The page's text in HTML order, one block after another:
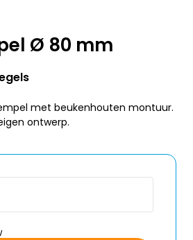
Ø 80 mm
met beukenhouten montuur.
ontwerp.